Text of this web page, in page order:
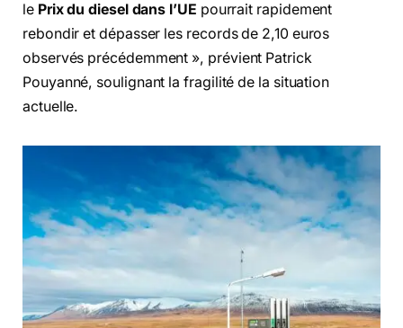
le Prix du diesel dans l’UE pourrait rapidement
rebondir et dépasser les records de 2,10 euros
observés précédemment », prévient Patrick
Pouyanné, soulignant la fragilité de la situation
actuelle.